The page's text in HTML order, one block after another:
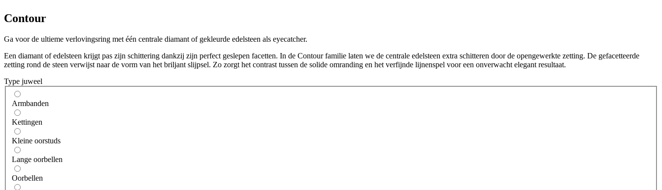
Contour
Ga voor de ultieme verlovingsring met één centrale diamant of gekleurde edelsteen als eyecatcher.
Een diamant of edelsteen krijgt pas zijn schittering dankzij zijn perfect geslepen facetten. In de Contour familie laten we de centrale edelsteen extra schitteren door de opengewerkte zetting. De gefacetteerde
zetting rond de steen verwijst naar de vorm van het briljant slijpsel. Zo zorgt het contrast tussen de solide omranding en het verfijnde lijnenspel voor een onverwacht elegant resultaat.
Type juweel
Armbanden
Kettingen
Kleine oorstuds
Lange oorbellen
Oorbellen